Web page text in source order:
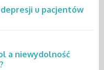
u pacjentów
a niewydolność